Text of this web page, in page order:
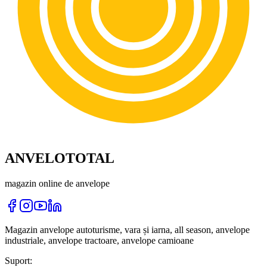
ANVELOTOTAL
magazin online de anvelope
Magazin anvelope autoturisme, vara și iarna, all season, anvelope
industriale, anvelope tractoare, anvelope camioane
Suport: